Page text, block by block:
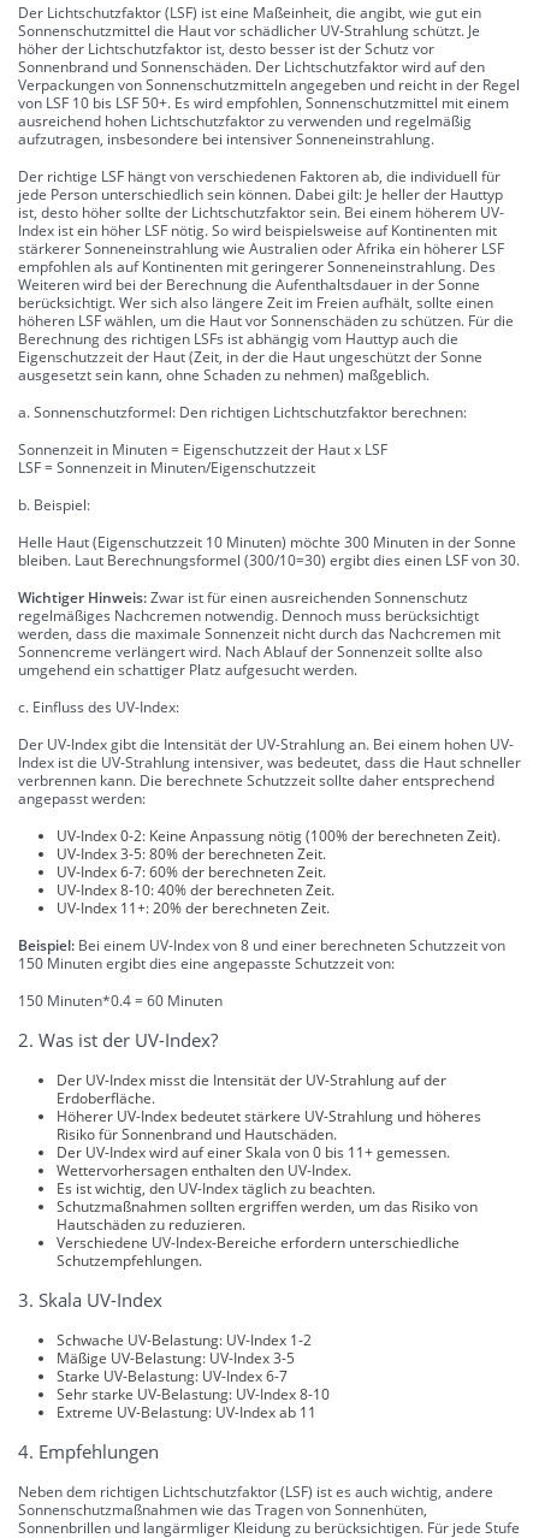
Der Lichtschutzfaktor (LSF) ist eine Maßeinheit, die angibt, wie gut ein
Sonnenschutzmittel die Haut vor schädlicher UV-Strahlung schützt. Je
höher der Lichtschutzfaktor ist, desto besser ist der Schutz vor
Sonnenbrand und Sonnenschäden. Der Lichtschutzfaktor wird auf den
Verpackungen von Sonnenschutzmitteln angegeben und reicht in der Regel
von LSF 10 bis LSF 50+. Es wird empfohlen, Sonnenschutzmittel mit einem
ausreichend hohen Lichtschutzfaktor zu verwenden und regelmäßig
aufzutragen, insbesondere bei intensiver Sonneneinstrahlung.
Der richtige LSF hängt von verschiedenen Faktoren ab, die individuell für
jede Person unterschiedlich sein können. Dabei gilt: Je heller der Hauttyp
ist, desto höher sollte der Lichtschutzfaktor sein. Bei einem höherem UV-
Index ist ein höher LSF nötig. So wird beispielsweise auf Kontinenten mit
stärkerer Sonneneinstrahlung wie Australien oder Afrika ein höherer LSF
empfohlen als auf Kontinenten mit geringerer Sonneneinstrahlung. Des
Weiteren wird bei der Berechnung die Aufenthaltsdauer in der Sonne
berücksichtigt. Wer sich also längere Zeit im Freien aufhält, sollte einen
höheren LSF wählen, um die Haut vor Sonnenschäden zu schützen. Für die
Berechnung des richtigen LSFs ist abhängig vom Hauttyp auch die
Eigenschutzzeit der Haut (Zeit, in der die Haut ungeschützt der Sonne
ausgesetzt sein kann, ohne Schaden zu nehmen) maßgeblich.
a. Sonnenschutzformel: Den richtigen Lichtschutzfaktor berechnen:
Sonnenzeit in Minuten = Eigenschutzzeit der Haut x LSF
LSF = Sonnenzeit in Minuten/Eigenschutzzeit
b. Beispiel:
Helle Haut (Eigenschutzzeit 10 Minuten) möchte 300 Minuten in der Sonne
bleiben. Laut Berechnungsformel (300/10=30) ergibt dies einen LSF von 30.
Wichtiger Hinweis:Zwar ist für einen ausreichenden Sonnenschutz
regelmäßiges Nachcremen notwendig. Dennoch muss berücksichtigt
werden, dass die maximale Sonnenzeit nicht durch das Nachcremen mit
Sonnencreme verlängert wird. Nach Ablauf der Sonnenzeit sollte also
umgehend ein schattiger Platz aufgesucht werden.
c. Einfluss des UV-Index:
Der UV-Index gibt die Intensität der UV-Strahlung an. Bei einem hohen UV-
Index ist die UV-Strahlung intensiver, was bedeutet, dass die Haut schneller
verbrennen kann. Die berechnete Schutzzeit sollte daher entsprechend
angepasst werden:
UV-Index 0-2: Keine Anpassung nötig (100% der berechneten Zeit).
UV-Index 3-5: 80% der berechneten Zeit.
UV-Index 6-7: 60% der berechneten Zeit.
UV-Index 8-10: 40% der berechneten Zeit.
UV-Index 11+: 20% der berechneten Zeit.
Beispiel: Bei einem UV-Index von 8 und einer berechneten Schutzzeit von
150 Minuten ergibt dies eine angepasste Schutzzeit von:
150 Minuten*0.4 = 60 Minuten
2. Was ist der UV-Index?
Der UV-Index misst die Intensität der UV-Strahlung auf der
Erdoberfläche.
Höherer UV-Index bedeutet stärkere UV-Strahlung und höheres
Risiko für Sonnenbrand und Hautschäden.
Der UV-Index wird auf einer Skala von 0 bis 11+ gemessen.
Wettervorhersagen enthalten den UV-Index.
Es ist wichtig, den UV-Index täglich zu beachten.
Schutzmaßnahmen sollten ergriffen werden, um das Risiko von
Hautschäden zu reduzieren.
Verschiedene UV-Index-Bereiche erfordern unterschiedliche
Schutzempfehlungen.
3. Skala UV-Index
Schwache UV-Belastung: UV-Index 1-2
Mäßige UV-Belastung: UV-Index 3-5
Starke UV-Belastung: UV-Index 6-7
Sehr starke UV-Belastung: UV-Index 8-10
Extreme UV-Belastung: UV-Index ab 11
4. Empfehlungen
Neben dem richtigen Lichtschutzfaktor (LSF) ist es auch wichtig, andere
Sonnenschutzmaßnahmen wie das Tragen von Sonnenhüten,
Sonnenbrillen und langärmliger Kleidung zu berücksichtigen. Für jede Stufe